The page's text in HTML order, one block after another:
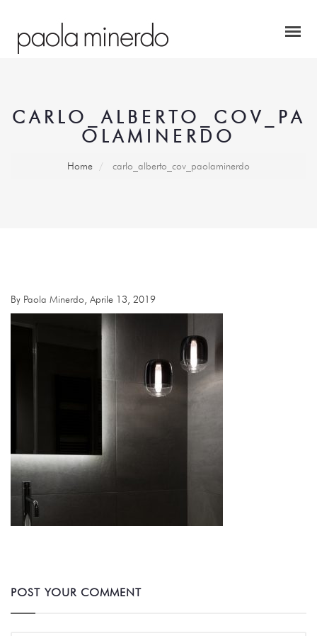
CARLO_ALBERTO_COV_PA
OLAMINERDO
Home carlo_alberto_cov_paolaminerdo
By Paola Minerdo , Aprile 13, 2019
POST YOUR COMMENT